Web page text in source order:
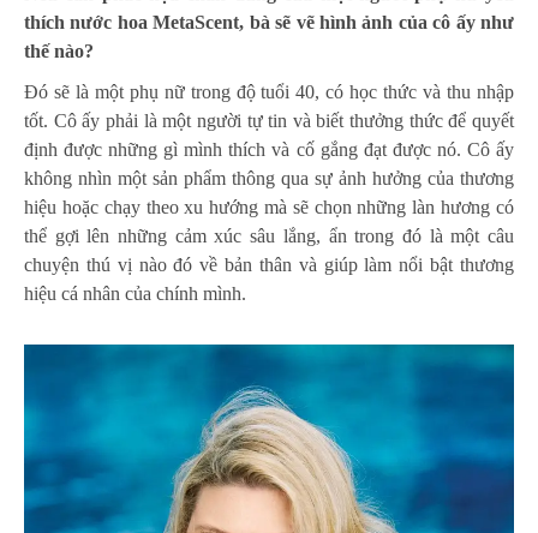
thích nước hoa MetaScent, bà sẽ vẽ hình ảnh của cô ấy như
thế nào?
Đó sẽ là một phụ nữ trong độ tuổi 40, có học thức và thu nhập
tốt. Cô ấy phải là một người tự tin và biết thưởng thức để quyết
định được những gì mình thích và cố gắng đạt được nó. Cô ấy
không nhìn một sản phẩm thông qua sự ảnh hưởng của thương
hiệu hoặc chạy theo xu hướng mà sẽ chọn những làn hương có
thể gợi lên những cảm xúc sâu lắng, ẩn trong đó là một câu
chuyện thú vị nào đó về bản thân và giúp làm nổi bật thương
hiệu cá nhân của chính mình.